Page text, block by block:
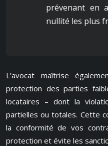
prévenant en
nullité les plus
L’avocat maîtrise
protection des parties
locataires – dont la
partielles ou totales. Cette
la conformité de vos
protection et évite les